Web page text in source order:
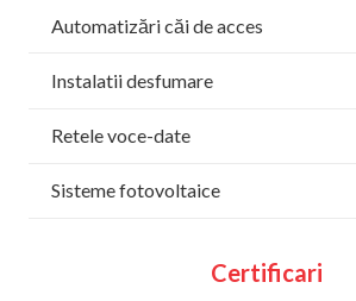
Automatizări căi de acces
Instalatii desfumare
Retele voce-date
Sisteme fotovoltaice
Certificari